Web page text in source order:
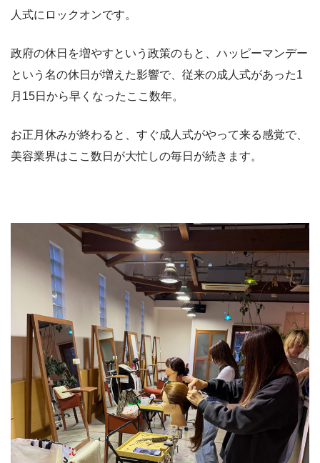
人式にロックオンです。
政府の休日を増やすという政策のもと、ハッピーマンデー
という名の休日が増えた影響で、従来の成人式があった1
月15日から早くなったここ数年。
お正月休みが終わると、すぐ成人式がやって来る感覚で、
美容業界はここ数日が大忙しの毎日が続きます。